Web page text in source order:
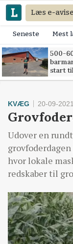
Læs e-
Seneste Mest
500-
start
KVÆG 20-09-
Udover en
hvor lokale
redskaber til